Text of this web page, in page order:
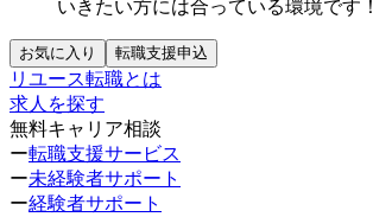
いきたい方には合っている環境です！
お気に入り 転職支援申込
リユース転職とは
求人を探す
無料キャリア相談
ー転職支援サービス
ー未経験者サポート
ー経験者サポート